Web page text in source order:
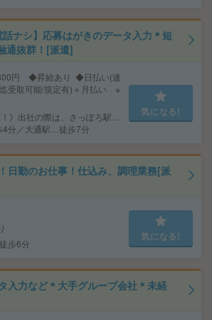
話ナシ】応募はがきのデータ入力＊短
通抜群！[派遣]
円 ◆昇給あり ◆日払い(速
受取可能/規定有)＋月払い ※
！》出社の際は、さっぽろ駅…
分／大通駅…徒歩7分
気になる!
日勤のお仕事！仕込み、調理業務[派
歩6分
気になる!
入力など＊大手グループ会社＊未経